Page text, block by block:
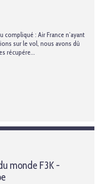
: Air France n’ayant
sur le vol, nous avons dû
récupére...
monde F3K -